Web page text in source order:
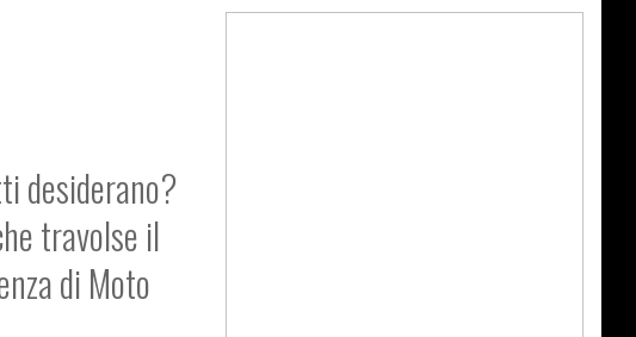
desiderano?
travolse il
di Moto